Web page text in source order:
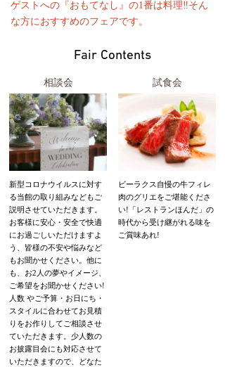
ゲストへの『おもてなし』の1番は料理‼️そん
な方におすすめのフェアです。
Fair Contents
相談会
新型コロナウイルスに対す
る当館の取り組みなどもご
説明させていただきます。
お客様に安心・安全で快適
にお過ごしいただけますよ
う、皆様の不安や悩みなど
もお聞かせください。他に
も、お2人の夢やイメージ、
ご希望をお聞かせください!
人数 やご予算・お日にち・
スタイルに合わせてお見積
りをお作りしてご相談させ
ていただきます。少人数の
お披露目会にも対応させて
いただきますので、どなた
試食会
ビーラクス自慢の牛フィレ
肉のグリエをご堪能くださ
い!「レストランほんだ」の
時代から受け継がれる味を
ご賞味あれ!